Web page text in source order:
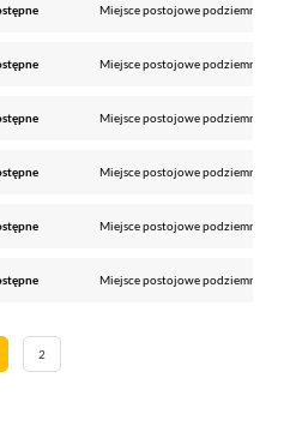
Miejsce postojowe podziemne
Miejsce postojowe podziemne
Miejsce postojowe podziemne
Miejsce postojowe podziemne
Miejsce postojowe podziemne
Miejsce postojowe podziemne
2